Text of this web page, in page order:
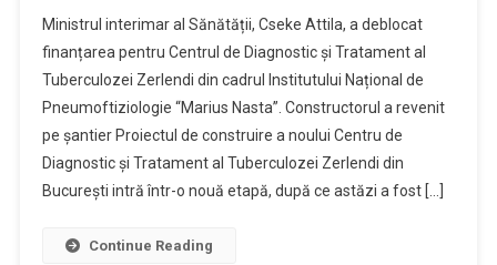
Ministrul interimar al Sănătății, Cseke Attila, a deblocat
finanțarea pentru Centrul de Diagnostic și Tratament al
Tuberculozei Zerlendi din cadrul Institutului Național de
Pneumoftiziologie “Marius Nasta”. Constructorul a revenit
pe șantier Proiectul de construire a noului Centru de
Diagnostic și Tratament al Tuberculozei Zerlendi din
București intră într-o nouă etapă, după ce astăzi a fost […]
Continue Reading